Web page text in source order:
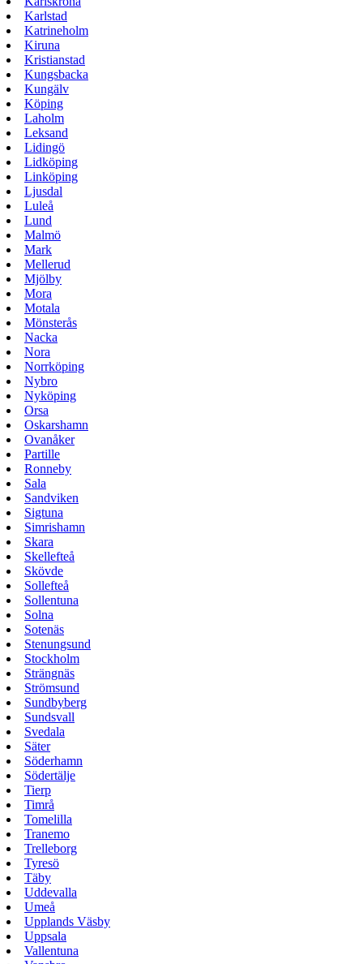
Karlstad
Katrineholm
Kiruna
Kristianstad
Kungsbacka
Kungälv
Köping
Laholm
Leksand
Lidingö
Lidköping
Linköping
Ljusdal
Luleå
Lund
Malmö
Mark
Mellerud
Mjölby
Mora
Motala
Mönsterås
Nacka
Nora
Norrköping
Nybro
Nyköping
Orsa
Oskarshamn
Ovanåker
Partille
Ronneby
Sala
Sandviken
Sigtuna
Simrishamn
Skara
Skellefteå
Skövde
Sollefteå
Sollentuna
Solna
Sotenäs
Stenungsund
Stockholm
Strängnäs
Strömsund
Sundbyberg
Sundsvall
Svedala
Säter
Söderhamn
Södertälje
Tierp
Timrå
Tomelilla
Tranemo
Trelleborg
Tyresö
Täby
Uddevalla
Umeå
Upplands Väsby
Uppsala
Vallentuna